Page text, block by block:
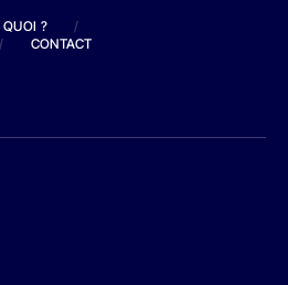
QUOI ?
/
/ CONTACT